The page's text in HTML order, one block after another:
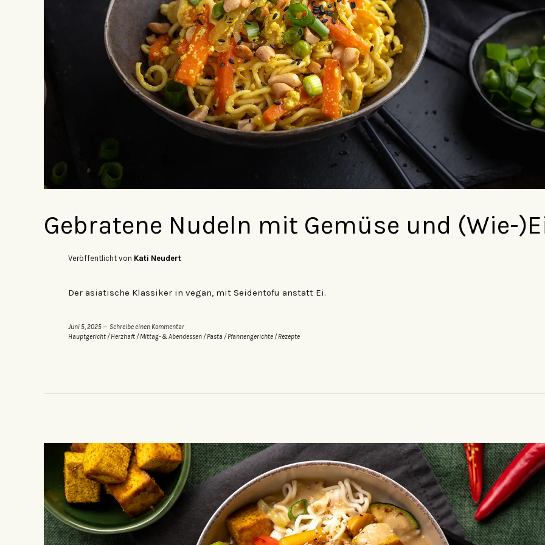
Gebratene Nudeln mit Gemüse und (Wie-
Veröffentlicht von Kati Neudert
Der asiatische Klassiker in vegan, mit Seidentofu anstatt Ei.
Juni 5, 2025
Schreibe einen Kommentar
Hauptgericht /Herzhaft /Mittag- & Abendessen /Pasta /Pfannengerichte /Rezepte